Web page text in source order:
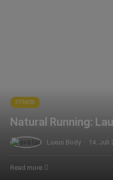
FITNESS
Natural Running:
Luxus Body · 14. Juli
Read more